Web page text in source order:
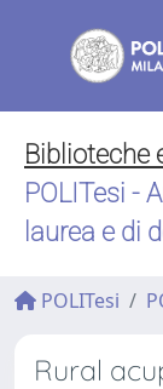
Biblioteche
POLITesi -
laurea e di
POLITesi
Rural